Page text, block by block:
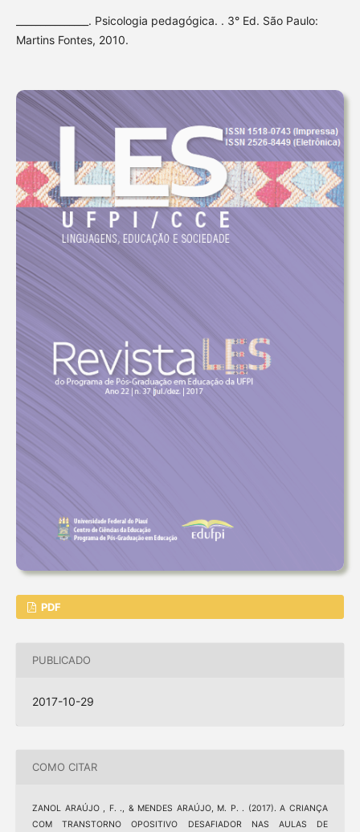
_______________. Psicologia pedagógica. . 3° Ed. São Paulo:
Martins Fontes, 2010.
PDF
PUBLICADO
2017-10-29
COMO CITAR
ZANOL ARAÚJO , F. ., & MENDES ARAÚJO, M. P. . (2017). A CRIANÇA
COM TRANSTORNO OPOSITIVO DESAFIADOR NAS AULAS DE